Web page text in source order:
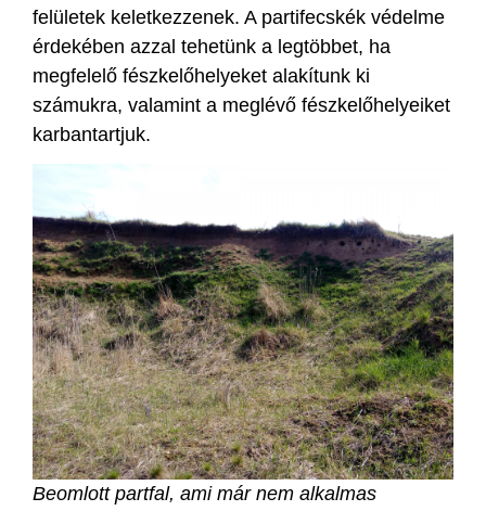
felületek keletkezzenek. A partifecskék védelme
érdekében azzal tehetünk a legtöbbet, ha
megfelelő fészkelőhelyeket alakítunk ki
számukra, valamint a meglévő fészkelőhelyeiket
karbantartjuk.
Beomlott partfal, ami már nem alkalmas